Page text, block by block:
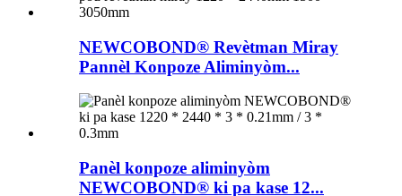
NEWCOBOND® Revètman Miray
Pannèl Konpoze Aliminyòm...
Panèl konpoze aliminyòm
NEWCOBOND® ki pa kase 12...